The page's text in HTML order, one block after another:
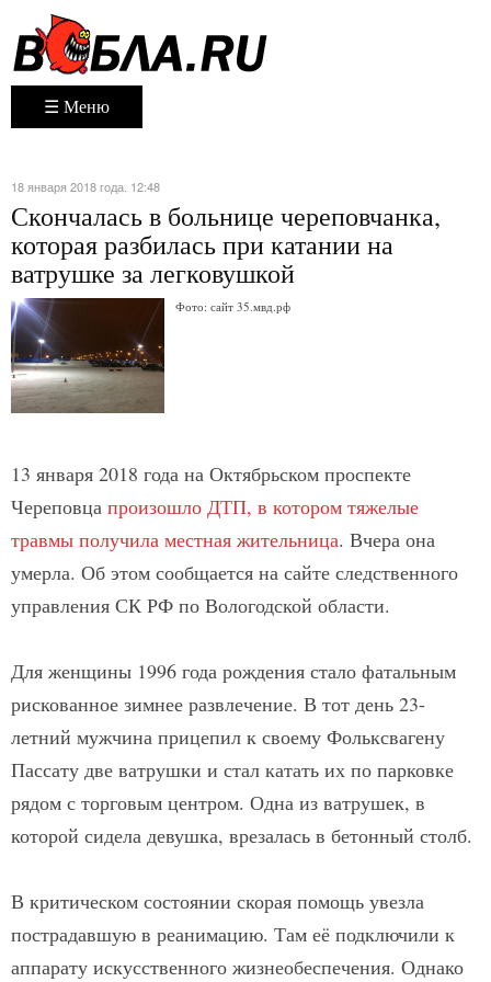
☰ Меню
18 января 2018 года. 12:48
Скончалась в больнице череповчанка,
которая разбилась при катании на
ватрушке за легковушкой
Фото: сайт 35.мвд.рф
13 января 2018 года на Октябрьском проспекте
Череповца произошло ДТП, в котором тяжелые
травмы получила местная жительница. Вчера она
умерла. Об этом сообщается на сайте следственного
управления СК РФ по Вологодской области.
Для женщины 1996 года рождения стало фатальным
рискованное зимнее развлечение. В тот день 23-
летний мужчина прицепил к своему Фольксвагену
Пассату две ватрушки и стал катать их по парковке
рядом с торговым центром. Одна из ватрушек, в
которой сидела девушка, врезалась в бетонный столб.
В критическом состоянии скорая помощь увезла
пострадавшую в реанимацию. Там её подключили к
аппарату искусственного жизнеобеспечения. Однако